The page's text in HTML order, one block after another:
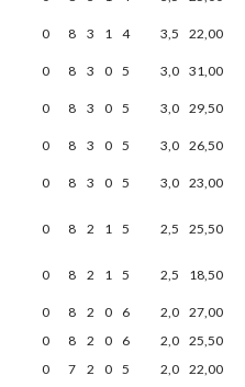
0 8 3 1 4 3,5 22,00
0 8 3 0 5 3,0 31,00
0 8 3 0 5 3,0 29,50
0 8 3 0 5 3,0 26,50
0 8 3 0 5 3,0 23,00
0 8 2 1 5 2,5 25,50
0 8 2 1 5 2,5 18,50
0 8 2 0 6 2,0 27,00
0 8 2 0 6 2,0 25,50
0 7 2 0 5 2,0 22,00